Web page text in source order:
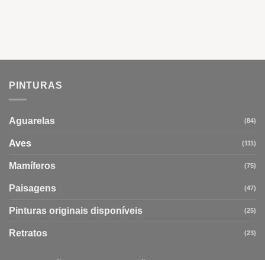
PINTURAS
Aguarelas (84)
Aves (111)
Mamíferos (75)
Paisagens (47)
Pinturas originais disponíveis (25)
Retratos (23)